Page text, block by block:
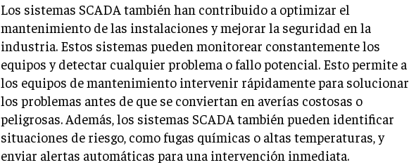
Los sistemas SCADA también han contribuido a optimizar el
mantenimiento de las instalaciones y mejorar la seguridad en la
industria. Estos sistemas pueden monitorear constantemente los
equipos y detectar cualquier problema o fallo potencial. Esto permite a
los equipos de mantenimiento intervenir rápidamente para solucionar
los problemas antes de que se conviertan en averías costosas o
peligrosas. Además, los sistemas SCADA también pueden identificar
situaciones de riesgo, como fugas químicas o altas temperaturas, y
enviar alertas automáticas para una intervención inmediata.